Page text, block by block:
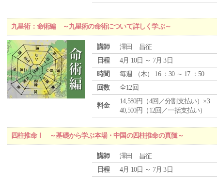
九星術：命術編 ～九星術の命術について詳しく学ぶ～
講師
澤田 昌征
日程
4月 10日 ～ 7月 3日
時間
毎週 （木） 16 ：30 ～ 17 ：50
回数
全12回
料金
14,580円（4回／分割支払い）×3
40,500円（12回／一括支払い）
四柱推命Ⅰ ～基礎から学ぶ本場・中国の四柱推命の真髄～
講師
澤田 昌征
日程
4月 10日 ～ 7月 3日